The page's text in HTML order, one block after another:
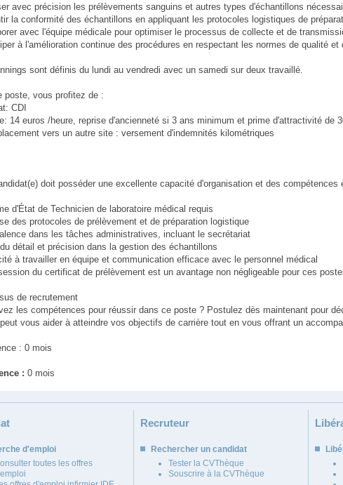
avec précision les prélèvements sanguins et autres types d'échantillons
la conformité des échantillons en appliquant les protocoles logistiques de
avec l'équipe médicale pour optimiser le processus de collecte et de
à l'amélioration continue des procédures en respectant les normes de qualité et
sont définis du lundi au vendredi avec un samedi sur deux travaillé.
poste, vous profitez de :
CDI
14 euros /heure, reprise d'ancienneté si 3 ans minimum et prime d'attractivité de
vers un autre site : versement d'indemnités kilométriques
doit posséder une excellente capacité d'organisation et des compétences
d'État de Technicien de laboratoire médical requis
des protocoles de prélèvement et de préparation logistique
dans les tâches administratives, incluant le secrétariat
détail et précision dans la gestion des échantillons
à travailler en équipe et communication efficace avec le personnel médical
du certificat de prélèvement est un avantage non négligeable pour ces
de recrutement
les compétences pour réussir dans ce poste ? Postulez dès maintenant pour
vous aider à atteindre vos objectifs de carrière tout en vous offrant un
: 0 mois
: 0 mois
d'emploi
toutes les offres
Recruteur
Rechercher un candidat
Tester la CVThèque
Souscrire à la CVThèque